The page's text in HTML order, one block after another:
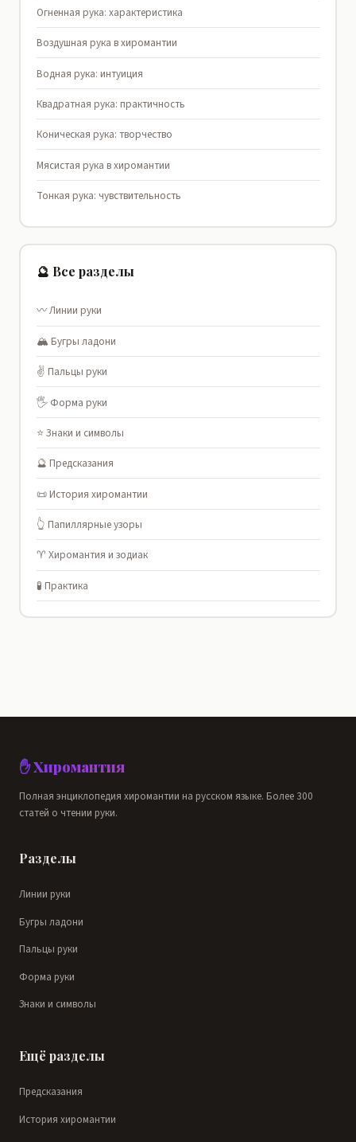
Огненная рука: характеристика
Воздушная рука в хиромантии
Водная рука: интуиция
Квадратная рука: практичность
Коническая рука: творчество
Мясистая рука в хиромантии
Тонкая рука: чувствительность
🔮 Все разделы
〰️ Линии руки
🏔️ Бугры ладони
✌️ Пальцы руки
🖐️ Форма руки
⭐ Знаки и символы
🔮 Предсказания
📜 История хиромантии
👆 Папиллярные узоры
♈ Хиромантия и зодиак
🧪 Практика
✋ Хиромантия
Полная энциклопедия хиромантии на русском языке. Более 300
статей о чтении руки.
Разделы
Линии руки
Бугры ладони
Пальцы руки
Форма руки
Знаки и символы
Ещё разделы
Предсказания
История хиромантии